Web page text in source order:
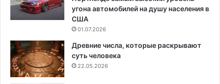
угона автомобилей на душу населения в
США
01.07.2026
Древние числа, которые раскрывают
суть человека
22.05.2026